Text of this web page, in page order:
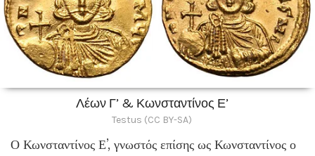
Λέων Γ’ & Κωνσταντίνος Ε’
Testus (CC BY-SA)
Ο Κωνσταντίνος Ε’, γνωστός επίσης ως Κωνσταντίνος ο